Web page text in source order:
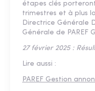
étapes clés
trimestres et à plus
Directrice Générale
Générale de PAREF
27 février 2025 :
Lire aussi :
PAREF Gestion